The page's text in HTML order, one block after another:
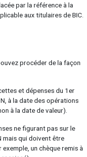
par la référence à la
aux titulaires de BIC.
procéder de la façon
et dépenses du 1er
à la date des opérations
à la date de valeur).
ne figurant pas sur le
mais qui doivent être
un chèque remis à